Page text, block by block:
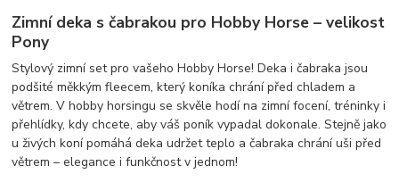
Zimní deka s čabrakou pro Hobby Horse – velikost
Pony
Stylový zimní set pro vašeho Hobby Horse! Deka i čabraka jsou
podšité měkkým fleecem, který koníka chrání před chladem a
větrem. V hobby horsingu se skvěle hodí na zimní focení, tréninky i
přehlídky, kdy chcete, aby váš poník vypadal dokonale. Stejně jako
u živých koní pomáhá deka udržet teplo a čabraka chrání uši před
větrem – elegance i funkčnost v jednom!